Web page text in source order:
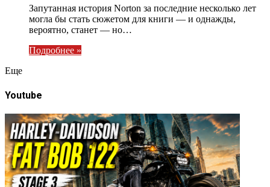
Запутанная история Norton за последние несколько лет
могла бы стать сюжетом для книги — и однажды,
вероятно, станет — но…
Подробнее »
Eще
Youtube